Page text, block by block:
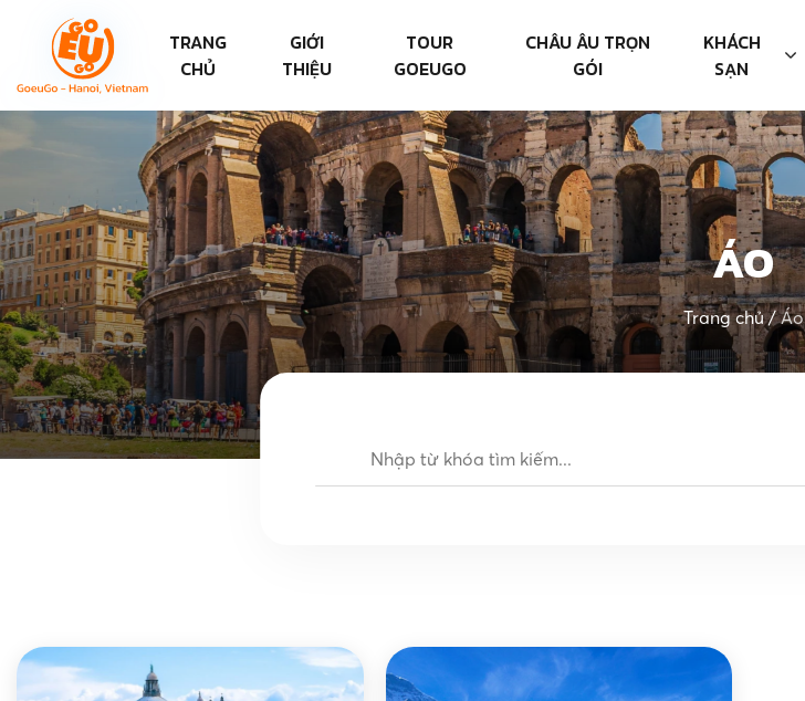
TRANG
CHỦ
GIỚI
THIỆU
TOUR
GOEUGO
CHÂU ÂU TRỌN
GÓI
KHÁCH
SẠN
ÁO
Trang chủ/Áo